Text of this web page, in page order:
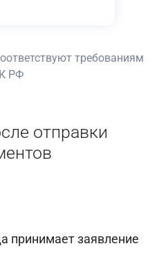
требованиям
РФ
отправки
принимает заявление